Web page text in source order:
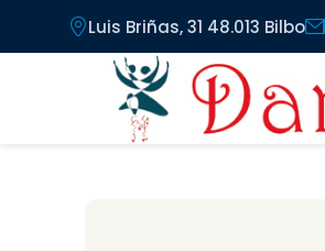
Pasar al contenido principal
Luis Briñas, 31 48.013 Bilbo